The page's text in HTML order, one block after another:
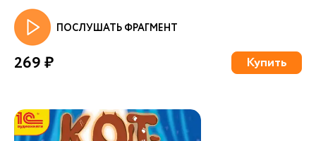
ПОСЛУШАТЬ ФРАГМЕНТ
269 ₽ Купить